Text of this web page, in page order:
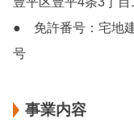
● 免許番号：宅地
号
事業内容